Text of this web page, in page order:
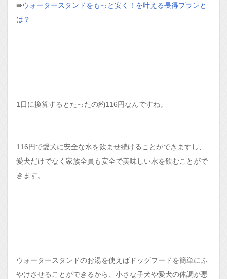
⇛ウォータースタンドをもっと安く！を叶える長得プランと
は？
1日に換算するとたったの約116円なんですね。
116円で愛犬に安全な水を飲ませ続けることができますし、
愛犬だけでなく家族全員も安全で美味しい水を飲むことがで
きます。
ウォータースタンドのお湯を使えばドッグフードを簡単にふ
やけさせることができるから、小さな子犬や愛犬の体調が悪